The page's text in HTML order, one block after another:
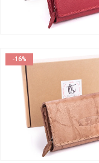
-16%